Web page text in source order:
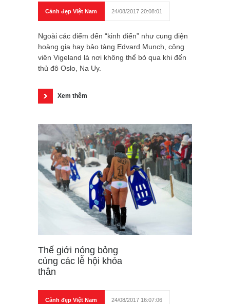
Cảnh đẹp Việt Nam 24/08/2017 20:08:01
Ngoài các điểm đến “kinh điển” như cung điện
hoàng gia hay bảo tàng Edvard Munch, công
viên Vigeland là nơi không thể bỏ qua khi đến
thủ đô Oslo, Na Uy.
Xem thêm
Thế giới nóng bỏng
cùng các lễ hội khỏa
thân
Cảnh đẹp Việt Nam 24/08/2017 16:07:06